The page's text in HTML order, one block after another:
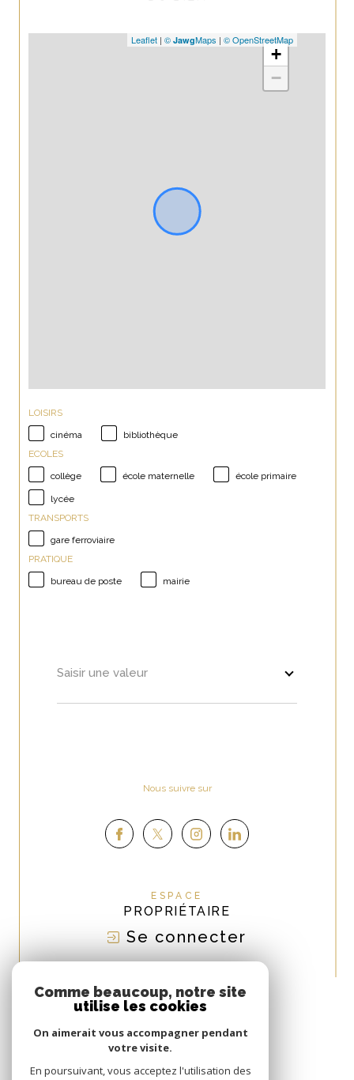
+
−
Leaflet | © JawgMaps | © OpenStreetMap
LOISIRS
cinéma
bibliothèque
ECOLES
collège
école maternelle école primaire
lycée
TRANSPORTS
gare ferroviaire
PRATIQUE
bureau de poste
mairie
Saisir une valeur
Nous suivre sur
ESPACE
PROPRIÉTAIRE
Se connecter
ADHÉRONS
Comme beaucoup, notre site
utilise les cookies
On aimerait vous accompagner pendant
votre visite.
En poursuivant, vous acceptez l'utilisation des